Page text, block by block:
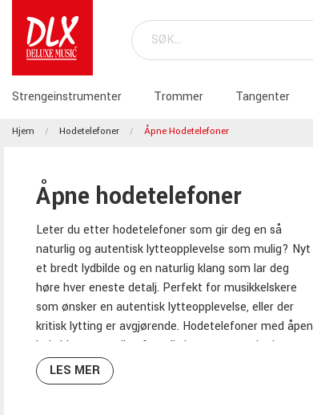
Strengeinstrumenter Trommer Tangenter
Hjem Hodetelefoner Åpne Hodetelefoner
Åpne hodetelefoner
Leter du etter hodetelefoner som gir deg en så
naturlig og autentisk lytteopplevelse som mulig? Nyt
et bredt lydbilde og en naturlig klang som lar deg
høre hver eneste detalj. Perfekt for musikkelskere
som ønsker en autentisk lytteopplevelse, eller der
kritisk lytting er avgjørende. Hodetelefoner med åpen
bakside er ypperlige for miksing og mastering!
LES MER